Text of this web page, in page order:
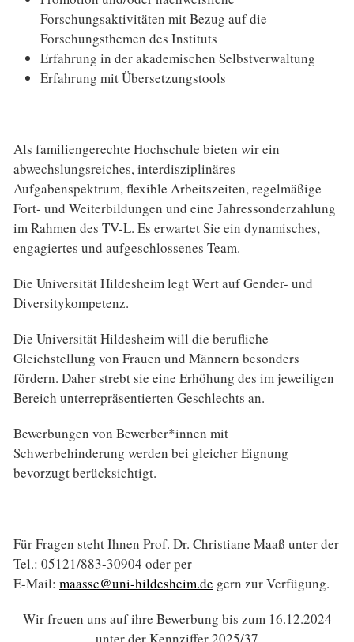
Forschungsaktivitäten mit Bezug auf die
Forschungsthemen des Instituts
Erfahrung in der akademischen Selbstverwaltung
Erfahrung mit Übersetzungstools
Als familiengerechte Hochschule bieten wir ein
abwechslungsreiches, interdisziplinäres
Aufgabenspektrum, flexible Arbeitszeiten, regelmäßige
Fort- und Weiterbildungen und eine Jahressonderzahlung
im Rahmen des TV-L. Es erwartet Sie ein dynamisches,
engagiertes und aufgeschlossenes Team.
Die Universität Hildesheim legt Wert auf Gender- und
Diversitykompetenz.
Die Universität Hildesheim will die berufliche
Gleichstellung von Frauen und Männern besonders
fördern. Daher strebt sie eine Erhöhung des im jeweiligen
Bereich unterrepräsentierten Geschlechts an.
Bewerbungen von Bewerber*innen mit
Schwerbehinderung werden bei gleicher Eignung
bevorzugt berücksichtigt.
Für Fragen steht Ihnen Prof. Dr. Christiane Maaß unter der
Tel.: 05121/883-30904 oder per
E-Mail: maassc@uni-hildesheim.de gern zur Verfügung.
Wir freuen uns auf ihre Bewerbung bis zum 16.12.2024
unter der Kennziffer 2025/37